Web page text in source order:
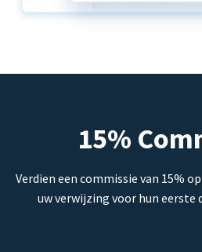
15%
Verdien een commissie van 15%
uw verwijzing voor hun eerste